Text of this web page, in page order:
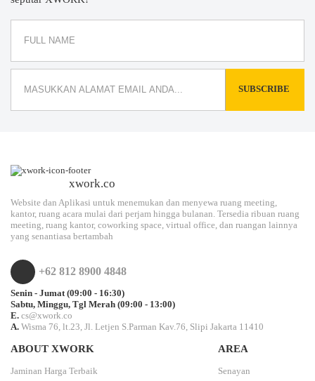
SUBSCRIBE
xwork.co
Website dan Aplikasi untuk menemukan dan menyewa ruang meeting,
kantor, ruang acara mulai dari perjam hingga bulanan. Tersedia ribuan ruang
meeting, ruang kantor, coworking space, virtual office, dan ruangan lainnya
yang senantiasa bertambah
+62 812 8900 4848
Senin - Jumat (09:00 - 16:30)
Sabtu, Minggu, Tgl Merah (09:00 - 13:00)
E. cs@xwork.co
A. Wisma 76, lt.23, Jl. Letjen S.Parman Kav.76, Slipi Jakarta 11410
ABOUT XWORK
Jaminan Harga Terbaik
AREA
Senayan